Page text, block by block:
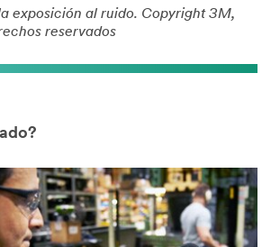
exposición al ruido. Copyright 3M,
reservados